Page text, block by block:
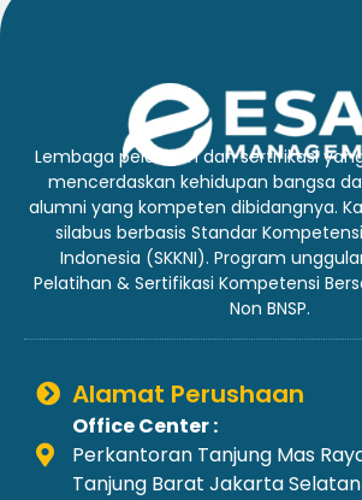
Lembaga pelatihan dan sertifikasi
mencerdaskan kehidupan bangsa
alumni yang kompeten dibidangnya.
silabus berbasis Standar
Indonesia (SKKNI). Program
Pelatihan & Sertifikasi Kompetensi
Non BNSP.
Alamat Perushaan
Office Center :
Perkantoran Tanjung Mas
Tanjung Barat Jakarta Selatan